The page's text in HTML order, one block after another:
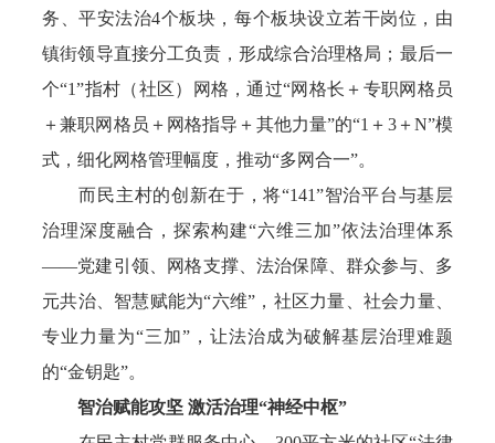
务、平安法治4个板块，每个板块设立若干岗位，由
镇街领导直接分工负责，形成综合治理格局；最后一
个“1”指村（社区）网格，通过“网格长＋专职网格员
＋兼职网格员＋网格指导＋其他力量”的“1＋3＋N”模
式，细化网格管理幅度，推动“多网合一”。
而民主村的创新在于，将“141”智治平台与基层
治理深度融合，探索构建“六维三加”依法治理体系
——党建引领、网格支撑、法治保障、群众参与、多
元共治、智慧赋能为“六维”，社区力量、社会力量、
专业力量为“三加”，让法治成为破解基层治理难题
的“金钥匙”。
智治赋能攻坚 激活治理“神经中枢”